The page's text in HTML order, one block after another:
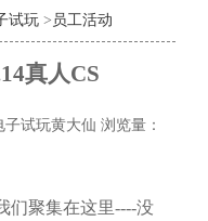
试玩 > 员工活动
真人CS
子试玩黄大仙 浏览量：
们聚集在这里----没